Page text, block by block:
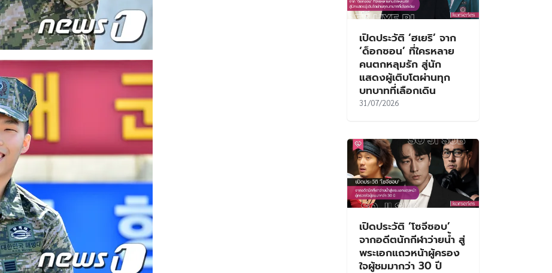
เปิดประวัติ ‘ฮเยริ’ จาก
‘ด็อกซอน’ ที่ใครหลาย
คนตกหลุมรัก สู่นัก
แสดงผู้เติบโตผ่านทุก
บทบาทที่เลือกเดิน
31/07/2026
เปิดประวัติ ‘โซจีซอบ’
จากอดีตนักกีฬาว่ายน้ำ สู่
พระเอกแถวหน้าผู้ครอง
ใจผู้ชมมากว่า 30 ปี